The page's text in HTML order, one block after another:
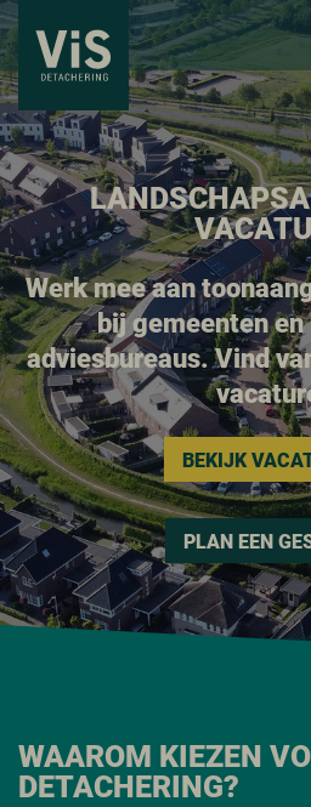
Werk mee aan
bij gemeenten
adviesbureaus. Vind
BEKIJK
PLAN EEN
WAAROM KIEZEN
DETACHERING?